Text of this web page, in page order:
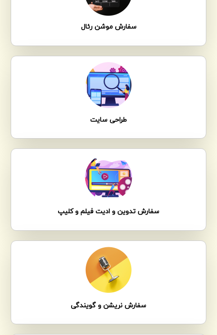
سفارش موشن رئال
طراحی سایت
سفارش تدوین و ادیت فیلم و کلیپ
سفارش نریشن و گویندگی